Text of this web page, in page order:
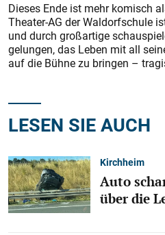
Dieses Ende ist mehr komisch
Theater-AG der Waldorfschule
und durch großartige
gelungen, das Leben mit all
auf die Bühne zu bringen –
LESEN SIE AUCH
Kirchheim
Auto
über die